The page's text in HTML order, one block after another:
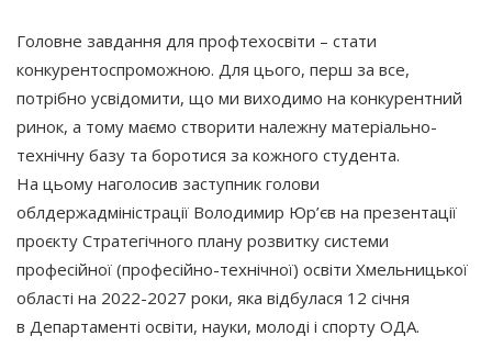
Головне завдання для профтехосвіти – стати
конкурентоспроможною. Для цього, перш за все,
потрібно усвідомити, що ми виходимо на конкурентний
ринок, а тому маємо створити належну матеріально-
технічну базу та боротися за кожного студента.
На цьому наголосив заступник голови
облдержадміністрації Володимир Юр’єв на презентації
проєкту Стратегічного плану розвитку системи
професійної (професійно-технічної) освіти Хмельницької
області на 2022-2027 роки, яка відбулася 12 січня
в Департаменті освіти, науки, молоді і спорту ОДА.